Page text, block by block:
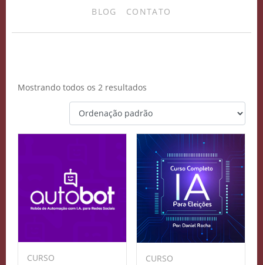
BLOG CONTATO
Mostrando todos os 2 resultados
CURSO CURSO